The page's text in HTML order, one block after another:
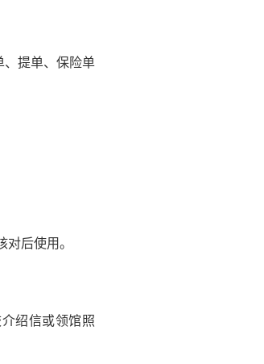
提单、保险单
后使用。
绍信或领馆照